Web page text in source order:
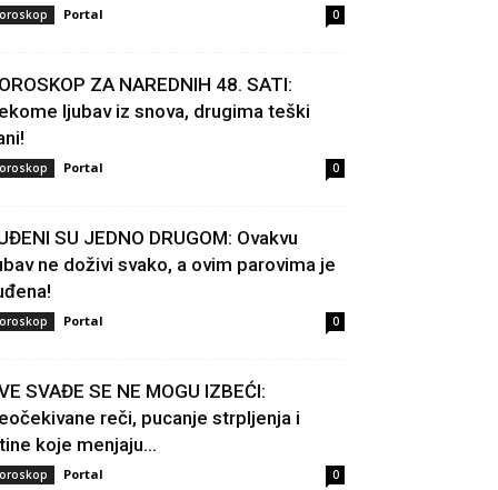
Portal 0
ZA NAREDNIH 48. SATI:
ljubav iz snova, drugima teški
Portal 0
SU JEDNO DRUGOM: Ovakvu
ne doživi svako, a ovim parovima je
Portal 0
SVAĐE SE NE MOGU IZBEĆI:
reči, pucanje strpljenja i
koje menjaju...
Portal 0